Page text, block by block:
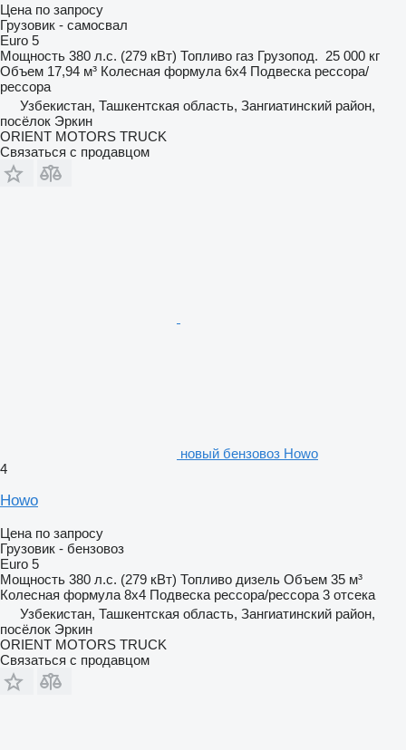
Цена по запросу
Грузовик - самосвал
Euro 5
Мощность 380 л.с. (279 кВт) Топливо газ Грузопод. 25 000 кг
Объем 17,94 м³ Колесная формула 6x4 Подвеска рессора/
рессора
Узбекистан, Ташкентская область, Зангиатинский район,
посёлок Эркин
ORIENT MOTORS TRUCK
Связаться с продавцом
новый бензовоз Howo
4
Howo
Цена по запросу
Грузовик - бензовоз
Euro 5
Мощность 380 л.с. (279 кВт) Топливо дизель Объем 35 м³
Колесная формула 8x4 Подвеска рессора/рессора 3 отсека
Узбекистан, Ташкентская область, Зангиатинский район,
посёлок Эркин
ORIENT MOTORS TRUCK
Связаться с продавцом